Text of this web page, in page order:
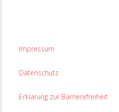
Impressum
Datenschutz
Erklärung zur Barrierefreiheit